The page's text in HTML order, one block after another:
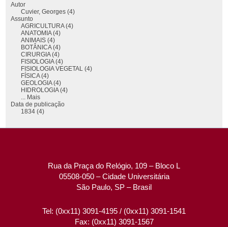
Autor
Cuvier, Georges (4)
Assunto
AGRICULTURA (4)
ANATOMIA (4)
ANIMAIS (4)
BOTÂNICA (4)
CIRURGIA (4)
FISIOLOGIA (4)
FISIOLOGIA VEGETAL (4)
FÍSICA (4)
GEOLOGIA (4)
HIDROLOGIA (4)
... Mais
Data de publicação
1834 (4)
Rua da Praça do Relógio, 109 – Bloco L
05508-050 – Cidade Universitária
São Paulo, SP – Brasil
Tel: (0xx11) 3091-4195 / (0xx11) 3091-1541
Fax: (0xx11) 3091-1567